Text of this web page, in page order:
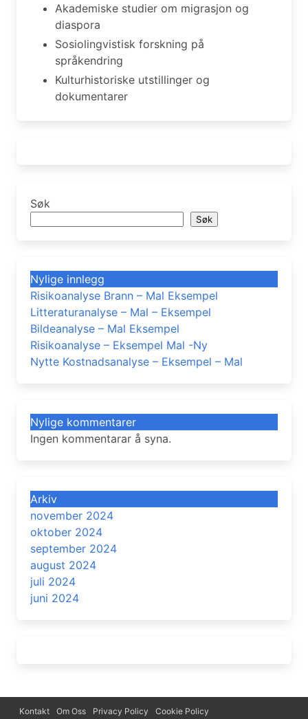
Akademiske studier om migrasjon og
diaspora
Sosiolingvistisk forskning på
språkendring
Kulturhistoriske utstillinger og
dokumentarer
Søk
Søk
Nylige innlegg
Risikoanalyse Brann – Mal Eksempel
Litteraturanalyse – Mal – Eksempel
Bildeanalyse – Mal Eksempel
Risikoanalyse – Eksempel Mal -Ny
Nytte Kostnadsanalyse – Eksempel – Mal
Nylige kommentarer
Ingen kommentarar å syna.
Arkiv
november 2024
oktober 2024
september 2024
august 2024
juli 2024
juni 2024
Kontakt Om Oss Privacy Policy Cookie Policy